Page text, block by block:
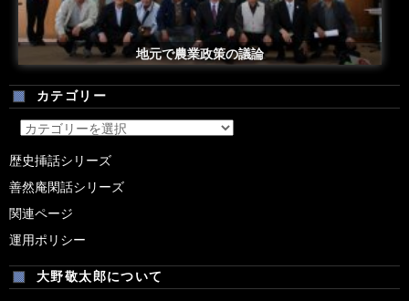
安倍総理米国議会演説後の一コマ
地元で農業政策の議論
カテゴリー
カ
テ
リ
ー
歴史挿話シリーズ
善然庵閑話シリーズ
関連ページ
運用ポリシー
大野敬太郎について